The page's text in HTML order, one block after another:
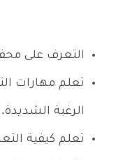
التعرف على
تعلم مهارات
الرغبة الشديدة.
تعلم كيفية